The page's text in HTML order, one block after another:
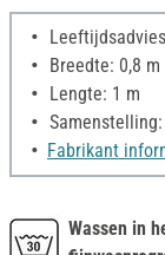
Breedte: 0,8 m
Lengte: 1 m
Fabrikant
Wassen in